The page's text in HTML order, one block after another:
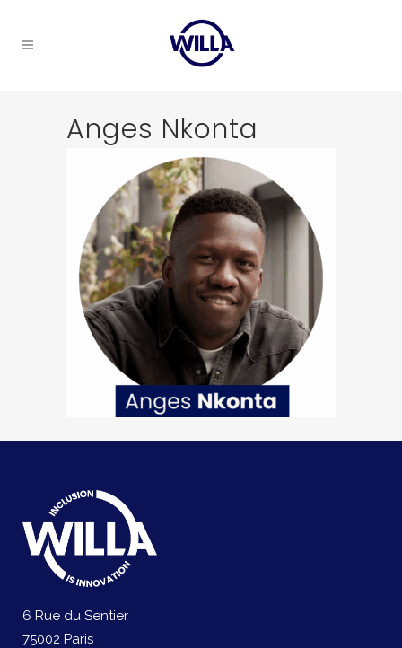
Anges Nkonta
6 Rue du Sentier
75002 Paris